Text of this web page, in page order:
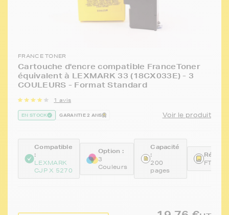
FRANCE TONER
Cartouche d'encre compatible FranceToner
équivalent à LEXMARK 33 (18CX033E) - 3
COULEURS - Format Standard
1 avis
EN STOCK GARANTIE 2 ANS Voir le produit
Compatible
:
LEXMARK
CJP X 5270
Option :
3
Couleurs
Capacité
:
200
pages